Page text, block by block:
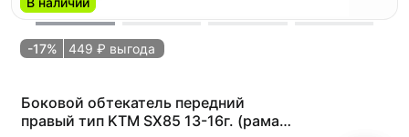
-17% 449 ₽ выгода
Боковой обтекатель передний
правый тип KTM SX85 13-16г. (рама